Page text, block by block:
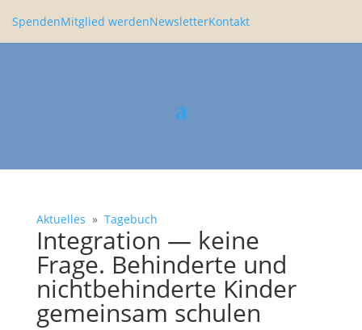
SpendenMitglied werdenNewsletterKontakt
Aktuelles » Tagebuch
Integra­tion — keine
Frage. Behin­derte und
nicht­be­hin­derte Kinder
gemeinsam schulen